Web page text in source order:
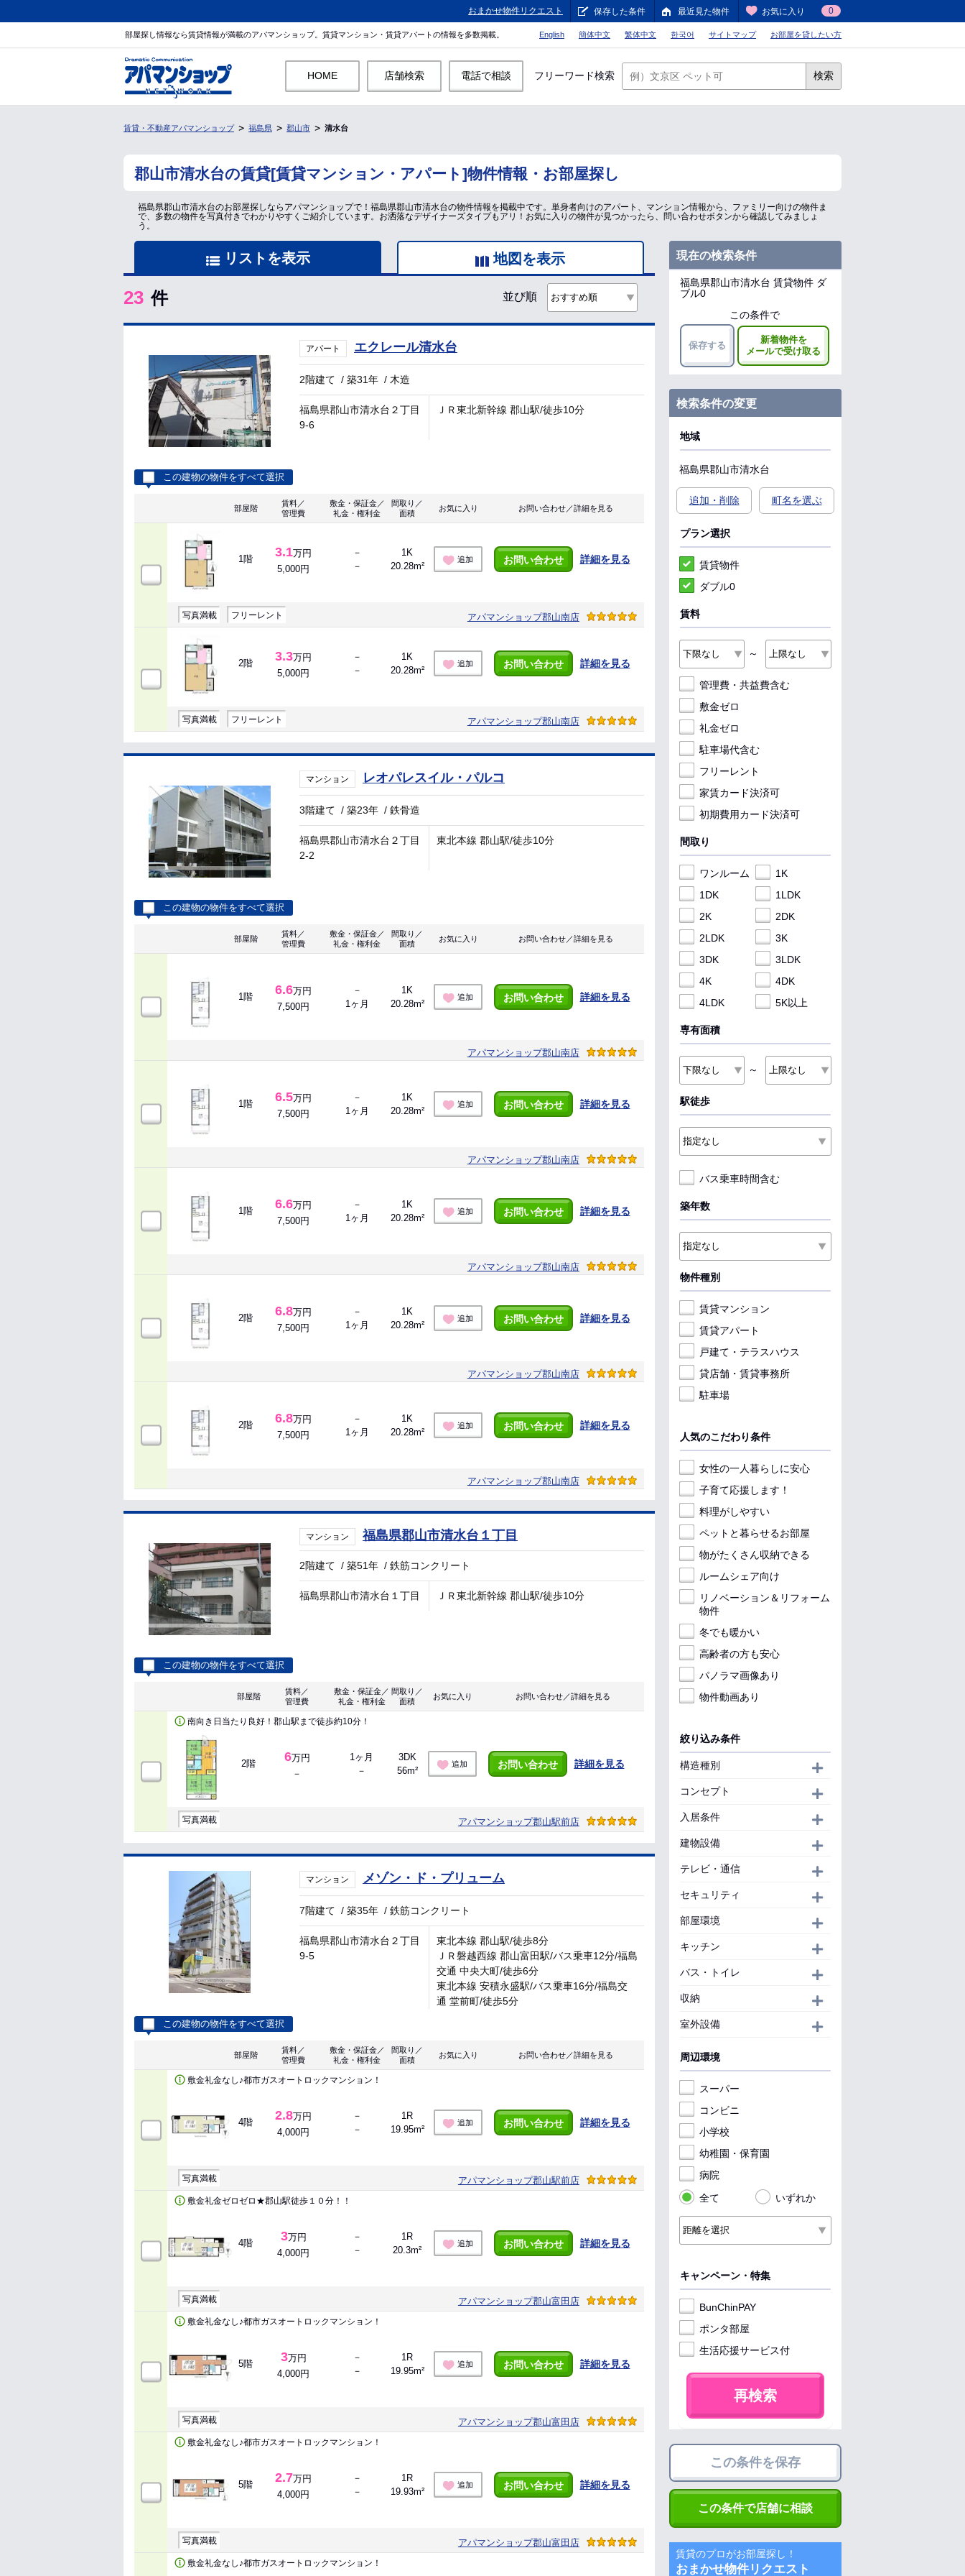
おまかせ物件リクエスト 保存した条件 最近見た物件 お気に入り 0
部屋探し情報なら賃貸情報が満載のアパマンショップ。賃貸マンション・賃貸アパートの情報を多数掲載。 English 簡体中文 繁体中文 한국어 サイトマップ お部屋を貸したい方
HOME 店舗検索 電話で相談 フリーワード検索 検索
賃貸・不動産アパマンショップ 福島県 郡山市 清水台
郡山市清水台の賃貸[賃貸マンション・アパート]物件情報・お部屋探し
福島県郡山市清水台のお部屋探しならアパマンショップで！福島県郡山市清水台の物件情報を掲載中です。単身者向けのアパート、マンション情報から、ファミリー向けの物件ま
で、多数の物件を写真付きでわかりやすくご紹介しています。お洒落なデザイナーズタイプもアリ！お気に入りの物件が見つかったら、問い合わせボタンから確認してみましょ
う。
リストを表示 地図を表示
23 件 並び順
アパート エクレール清水台
2階建て /築31年 / 木造
福島県郡山市清水台２丁目
9-6
ＪＲ東北新幹線 郡山駅/徒歩10分
この建物の物件をすべて選択
部屋階
賃料／
管理費
敷金・保証金／
礼金・権利金
間取り／
面積
お気に入り お問い合わせ／詳細を見る
1階 3.1万円
5,000円
－
－
1K
20.28m²
追加 お問い合わせ 詳細を見る
写真満載 フリーレント アパマンショップ郡山南店
2階 3.3万円
5,000円
－
－
1K
20.28m²
追加 お問い合わせ 詳細を見る
写真満載 フリーレント アパマンショップ郡山南店
マンション レオパレスイル・パルコ
3階建て /築23年 /鉄骨造
福島県郡山市清水台２丁目
2-2
東北本線 郡山駅/徒歩10分
この建物の物件をすべて選択
部屋階
賃料／
管理費
敷金・保証金／
礼金・権利金
間取り／
面積
お気に入り お問い合わせ／詳細を見る
1階 6.6万円
7,500円
－
1ヶ月
1K
20.28m²
追加 お問い合わせ 詳細を見る
アパマンショップ郡山南店
1階 6.5万円
7,500円
－
1ヶ月
1K
20.28m²
追加 お問い合わせ 詳細を見る
アパマンショップ郡山南店
1階 6.6万円
7,500円
－
1ヶ月
1K
20.28m²
追加 お問い合わせ 詳細を見る
アパマンショップ郡山南店
2階 6.8万円
7,500円
－
1ヶ月
1K
20.28m²
追加 お問い合わせ 詳細を見る
アパマンショップ郡山南店
2階 6.8万円
7,500円
－
1ヶ月
1K
20.28m²
追加 お問い合わせ 詳細を見る
アパマンショップ郡山南店
マンション 福島県郡山市清水台１丁目
2階建て /築51年 /鉄筋コンクリート
福島県郡山市清水台１丁目 ＪＲ東北新幹線 郡山駅/徒歩10分
この建物の物件をすべて選択
部屋階
賃料／
管理費
敷金・保証金／
礼金・権利金
間取り／
面積
お気に入り お問い合わせ／詳細を見る
南向き日当たり良好！郡山駅まで徒歩約10分！
2階 6万円
－
1ヶ月
－
3DK
56m²
追加 お問い合わせ 詳細を見る
写真満載 アパマンショップ郡山駅前店
マンション メゾン・ド・プリューム
7階建て /築35年 /鉄筋コンクリート
福島県郡山市清水台２丁目
9-5
東北本線 郡山駅/徒歩8分
ＪＲ磐越西線 郡山富田駅/バス乗車12分/福島
交通 中央大町/徒歩6分
東北本線 安積永盛駅/バス乗車16分/福島交
通 堂前町/徒歩5分
この建物の物件をすべて選択
部屋階
賃料／
管理費
敷金・保証金／
礼金・権利金
間取り／
面積
お気に入り お問い合わせ／詳細を見る
敷金礼金なし♪都市ガスオートロックマンション！
4階 2.8万円
4,000円
－
－
1R
19.95m²
追加 お問い合わせ 詳細を見る
写真満載 アパマンショップ郡山駅前店
敷金礼金ゼロゼロ★郡山駅徒歩１０分！！
4階 3万円
4,000円
－
－
1R
20.3m²
追加 お問い合わせ 詳細を見る
写真満載 アパマンショップ郡山富田店
敷金礼金なし♪都市ガスオートロックマンション！
5階 3万円
4,000円
－
－
1R
19.95m²
追加 お問い合わせ 詳細を見る
写真満載 アパマンショップ郡山富田店
敷金礼金なし♪都市ガスオートロックマンション！
5階 2.7万円
4,000円
－
－
1R
19.93m²
追加 お問い合わせ 詳細を見る
写真満載 アパマンショップ郡山富田店
敷金礼金なし♪都市ガスオートロックマンション！
現在の検索条件
福島県郡山市清水台 賃貸物件 ダ
ブル0
この条件で
保存する
新着物件を
メールで受け取る
検索条件の変更
地域
福島県郡山市清水台
追加・削除 町名を選ぶ
プラン選択
賃貸物件
ダブル0
賃料
～
管理費・共益費含む
敷金ゼロ
礼金ゼロ
駐車場代含む
フリーレント
家賃カード決済可
初期費用カード決済可
間取り
ワンルーム
1K
1DK
1LDK
2K
2DK
2LDK
3K
3DK
3LDK
4K
4DK
4LDK
5K以上
専有面積
～
駅徒歩
バス乗車時間含む
築年数
物件種別
賃貸マンション
賃貸アパート
戸建て・テラスハウス
貸店舗・賃貸事務所
駐車場
人気のこだわり条件
女性の一人暮らしに安心
子育て応援します！
料理がしやすい
ペットと暮らせるお部屋
物がたくさん収納できる
ルームシェア向け
リノベーション＆リフォーム
物件
冬でも暖かい
高齢者の方も安心
パノラマ画像あり
物件動画あり
絞り込み条件
構造種別
コンセプト
入居条件
建物設備
テレビ・通信
セキュリティ
部屋環境
キッチン
バス・トイレ
収納
室外設備
周辺環境
スーパー
コンビニ
小学校
幼稚園・保育園
病院
全て
いずれか
キャンペーン・特集
BunChinPAY
ポンタ部屋
生活応援サービス付
再検索
この条件を保存
この条件で店舗に相談
賃貸のプロがお部屋探し！
おまかせ物件リクエスト